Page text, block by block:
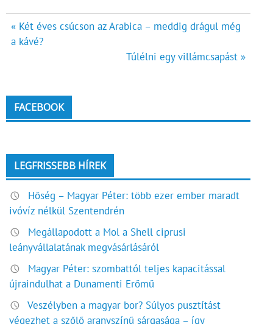
Bejegyzés
navigáció
« Két éves csúcson az Arabica – meddig drágul még
a kávé?
Túlélni egy villámcsapást »
FACEBOOK
LEGFRISSEBB HÍREK
Hőség – Magyar Péter: több ezer ember maradt
ivóvíz nélkül Szentendrén
Megállapodott a Mol a Shell ciprusi
leányvállalatának megvásárlásáról
Magyar Péter: szombattól teljes kapacitással
újraindulhat a Dunamenti Erőmű
Veszélyben a magyar bor? Súlyos pusztítást
végezhet a szőlő aranyszínű sárgasága – így